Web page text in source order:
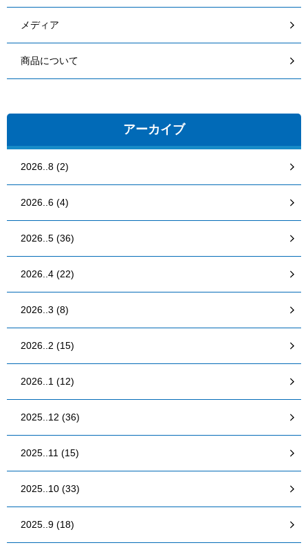
メディア
商品について
アーカイブ
2026..8 (2)
2026..6 (4)
2026..5 (36)
2026..4 (22)
2026..3 (8)
2026..2 (15)
2026..1 (12)
2025..12 (36)
2025..11 (15)
2025..10 (33)
2025..9 (18)